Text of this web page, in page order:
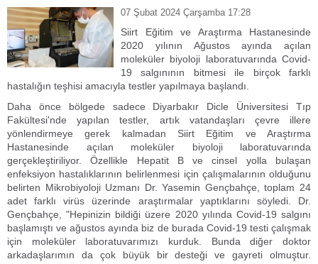
07 Şubat 2024 Çarşamba 17:28
Siirt Eğitim ve Araştırma Hastanesinde
2020 yılının Ağustos ayında açılan
moleküler biyoloji laboratuvarında Covid-
19 salgınının bitmesi ile birçok farklı
hastalığın teşhisi amacıyla testler yapılmaya başlandı.
Daha önce bölgede sadece Diyarbakır Dicle Üniversitesi Tıp
Fakültesi'nde yapılan testler, artık vatandaşları çevre illere
yönlendirmeye gerek kalmadan Siirt Eğitim ve Araştırma
Hastanesinde açılan moleküler biyoloji laboratuvarında
gerçekleştiriliyor. Özellikle Hepatit B ve cinsel yolla bulaşan
enfeksiyon hastalıklarının belirlenmesi için çalışmalarının olduğunu
belirten Mikrobiyoloji Uzmanı Dr. Yasemin Gençbahçe, toplam 24
adet farklı virüs üzerinde araştırmalar yaptıklarını söyledi. Dr.
Gençbahçe, "Hepinizin bildiği üzere 2020 yılında Covid-19 salgını
başlamıştı ve ağustos ayında biz de burada Covid-19 testi çalışmak
için moleküler laboratuvarımızı kurduk. Bunda diğer doktor
arkadaşlarımın da çok büyük bir desteği ve gayreti olmuştur.